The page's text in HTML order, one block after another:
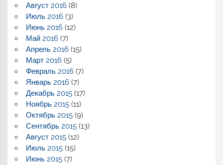
Август 2016(8)
Июль 2016(3)
Июнь 2016(12)
Май 2016(7)
Апрель 2016(15)
Март 2016(5)
Февраль 2016(7)
Январь 2016(7)
Декабрь 2015(17)
Ноябрь 2015(11)
Октябрь 2015(9)
Сентябрь 2015(13)
Август 2015(12)
Июль 2015(15)
Июнь 2015(7)